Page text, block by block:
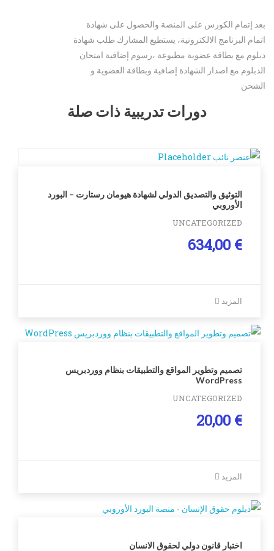
بعد إتمام الكورس على المنصة والحصول على شهادة
اتمام البرنامج الالكترونية، يستطيع المشارك طلب شهادة
دبلوم مع بطاقة عضوية مطبوعة ،رسوم إضافية امتحان
الدبلوم مع اصدار الشهادة إضافية وبطاقة العضوية و
الشحن
دورات تدريبية ذات صلة
التوثيق والتصديق الدولي لشهادة هيومان رستارت – البورد
الأوروبي
UNCATEGORIZED
€
المزيد
تصميم وتطوير المواقع والتطبيقات بنظام ووردبريس
WordPress
UNCATEGORIZED
€
المزيد
اختبار قانون دولي لحقوق الانسان